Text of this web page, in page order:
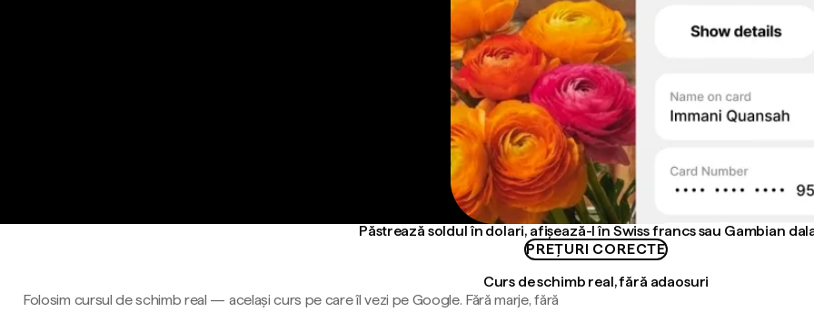
Păstrează soldul în dolari, afișează-l în Swiss francs sau Gambian
PREȚURI CORECTE
Curs de schimb real, fără adaosuri
Folosim cursul de schimb real — același curs pe care îl vezi pe Google. Fără marje, fără